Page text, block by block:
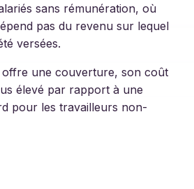
sans rémunération, où
pas du revenu sur lequel
versées.
offre une couverture, son coût
élevé par rapport à une
pour les travailleurs non-